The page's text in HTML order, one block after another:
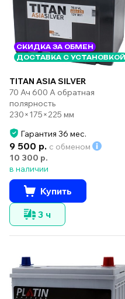
СКИДКА ЗА ОБМЕН
ДОСТАВКА С УСТАНОВКОЙ
TITAN ASIA SILVER
70 Ач 600 А обратная
полярность
230×175×225 мм
Гарантия 36 мес.
9 500 р. с обменом
10 300 р.
в наличии
Купить
3 ч